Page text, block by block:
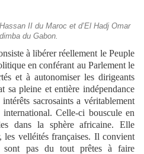
II du Maroc et d’El Hadj Omar
du Gabon.
à libérer réellement le Peuple
en conférant au Parlement le
et à autonomiser les dirigeants
sa pleine et entière indépendance
sacrosaints a véritablement
Celle-ci bouscule en
dans la sphère africaine. Elle
les velléités françaises. Il convient
sont pas du tout prêtes à faire